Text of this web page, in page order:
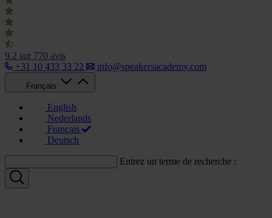
9.2 sur 770 avis
+31 10 433 33 22
info@speakersacademy.com
Français
English
Nederlands
Français
Deutsch
Entrez un terme de recherche :